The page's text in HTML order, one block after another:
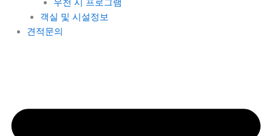
우천 시 프로그램
객실 및 시설정보
견적문의